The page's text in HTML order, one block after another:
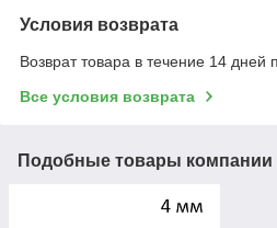
Условия возврата
Возврат товара в течение 14 дней
Все условия возврата
Подобные товары компании